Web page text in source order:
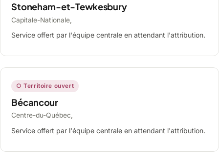
Stoneham-et-Tewkesbury
Capitale-Nationale,
Service offert par l'équipe centrale en attendant l'attribution.
○ Territoire ouvert
Bécancour
Centre-du-Québec,
Service offert par l'équipe centrale en attendant l'attribution.